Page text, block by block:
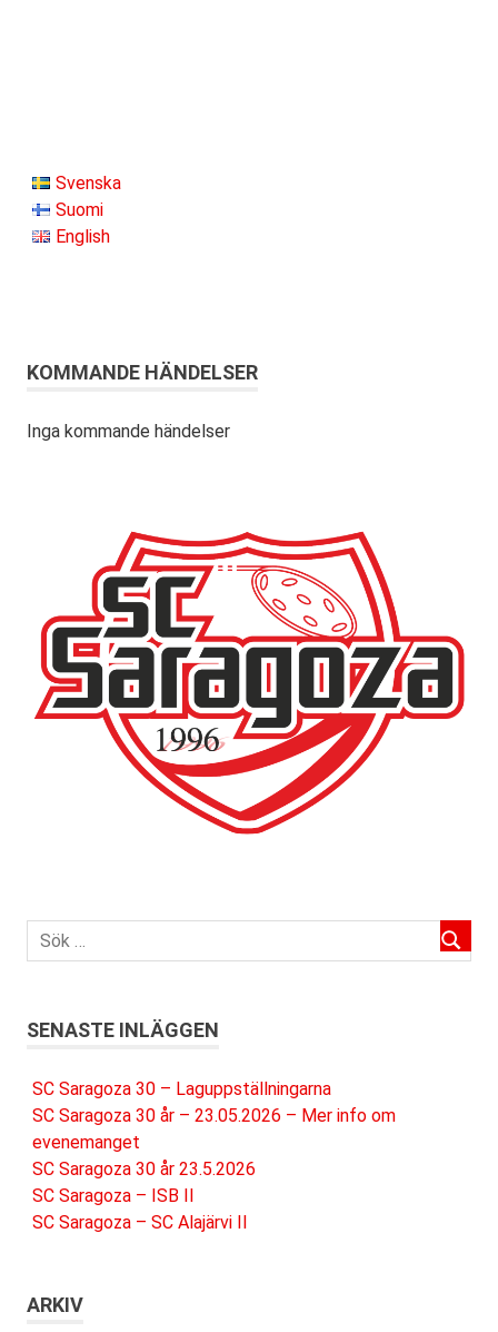
Svenska
Suomi
English
KOMMANDE HÄNDELSER
Inga kommande händelser
SENASTE INLÄGGEN
SC Saragoza 30 – Laguppställningarna
SC Saragoza 30 år – 23.05.2026 – Mer info om
evenemanget
SC Saragoza 30 år 23.5.2026
SC Saragoza – ISB II
SC Saragoza – SC Alajärvi II
ARKIV